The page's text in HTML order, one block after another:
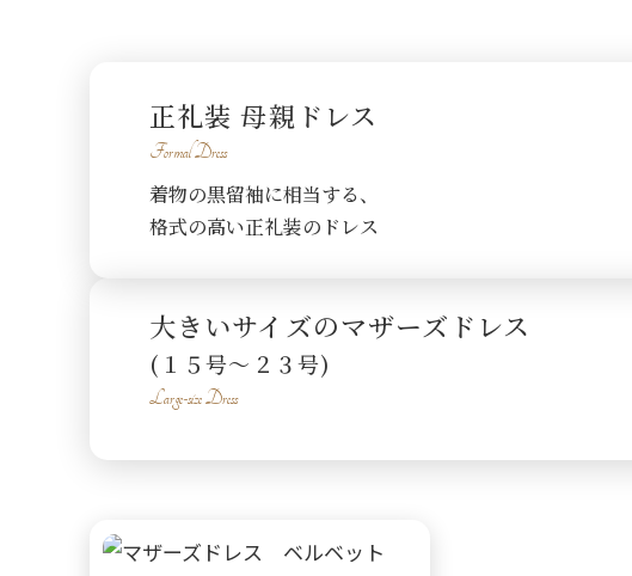
正礼装 母親ドレス
Formal Dress
着物の黒留袖に相当する、
格式の高い正礼装のドレス
大きいサイズのマザーズドレス
(１５号〜２３号)
Large-size Dress